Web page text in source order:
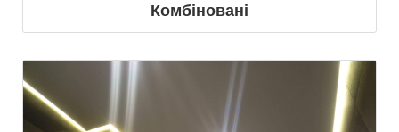
Комбіновані